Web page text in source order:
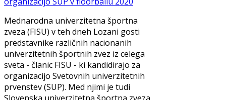
Mednarodna univerzitetna športna
zveza (FISU) v teh dneh Lozani gosti
predstavnike različnih nacionanih
univerzitetnih športnih zvez iz celega
sveta - članic FISU - ki kandidirajo za
organizacijo Svetovnih univerzitetnih
prvenstev (SUP). Med njimi je tudi